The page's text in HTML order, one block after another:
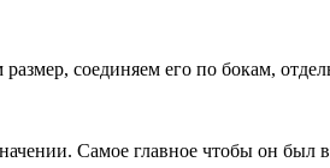
соединяем его по бокам,
Самое главное чтобы он был